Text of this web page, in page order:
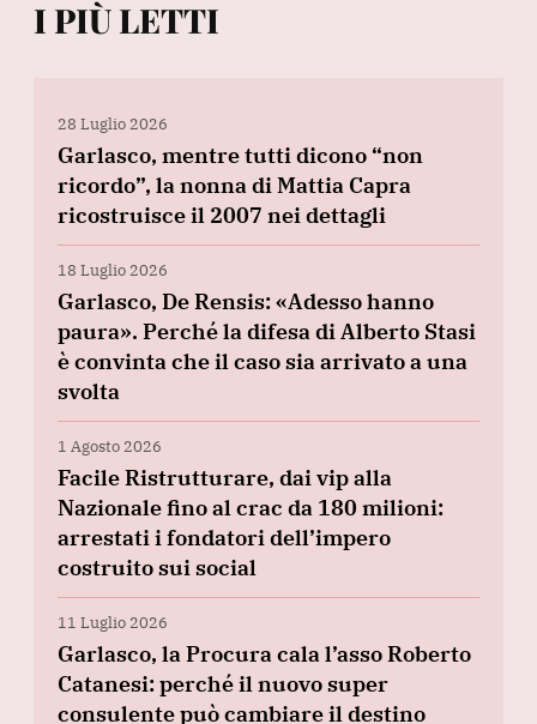
I PIÙ LETTI
28 Luglio 2026
Garlasco, mentre tutti dicono “non
ricordo”, la nonna di Mattia Capra
ricostruisce il 2007 nei dettagli
18 Luglio 2026
Garlasco, De Rensis: «Adesso hanno
paura». Perché la difesa di Alberto Stasi
è convinta che il caso sia arrivato a una
svolta
1 Agosto 2026
Facile Ristrutturare, dai vip alla
Nazionale fino al crac da 180 milioni:
arrestati i fondatori dell’impero
costruito sui social
11 Luglio 2026
Garlasco, la Procura cala l’asso Roberto
Catanesi: perché il nuovo super
consulente può cambiare il destino